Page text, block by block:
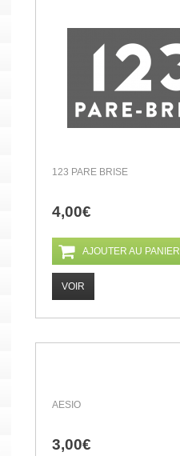
123 PARE BRISE
4,00€
AJOUTER AU PANIER
VOIR
AESIO
3,00€